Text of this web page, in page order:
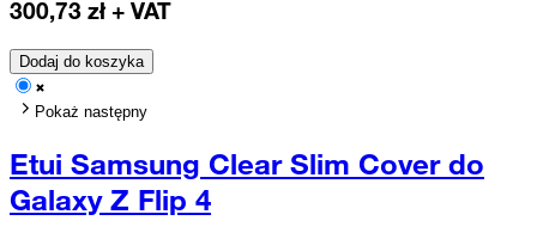
300,73 zł + VAT
Dodaj do koszyka
Pokaż następny
Etui Samsung Clear Slim Cover do
Galaxy Z Flip 4